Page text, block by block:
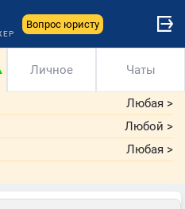
Вопрос юристу
Личное Чаты
Любая >
Любой >
Любая >